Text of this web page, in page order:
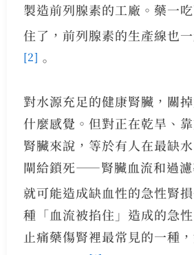
製造前列腺素的工廠。藥一
住了，前列腺素的生產線也
[2] 。
對水源充足的健康腎臟，關
什麼感覺。但對正在乾旱、
腎臟來說，等於有人在最缺
閘給鎖死——腎臟血流和過濾
就可能造成缺血性的急性腎
種「血流被掐住」造成的急
止痛藥傷腎裡最常見的一種